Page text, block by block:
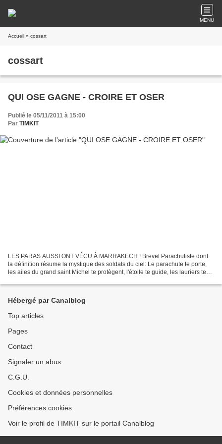
MENU
Accueil » cossart
cossart
QUI OSE GAGNE - CROIRE ET OSER
Publié le 05/11/2011 à 15:00
Par TIMKIT
LES PARAS AUSSI ONT VÉCU À MARRAKECH ! Brevet Parachutiste dont
la définition résume la mystique des soldats du ciel: Le parachute te porte,
les ailes du grand saint Michel te protègent, l'étoile te guide, les lauriers te
Hébergé par Canalblog
Top articles
Pages
Contact
Signaler un abus
C.G.U.
Cookies et données personnelles
Préférences cookies
Voir le profil de TIMKIT sur le portail Canalblog